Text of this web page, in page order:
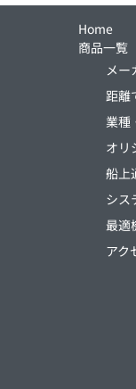
Home
商品一覧
メー
距離
業種
オリ
船上
シス
最適
アク